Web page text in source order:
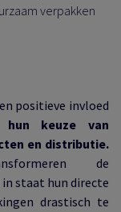
verpakken
positieve invloed
hun keuze van
en distributie.
de
staat hun directe
drastisch te